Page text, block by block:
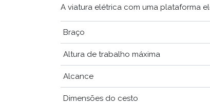
A viatura elétrica com uma plataforma
Braço
Altura de trabalho máxima
Alcance
Dimensões do cesto